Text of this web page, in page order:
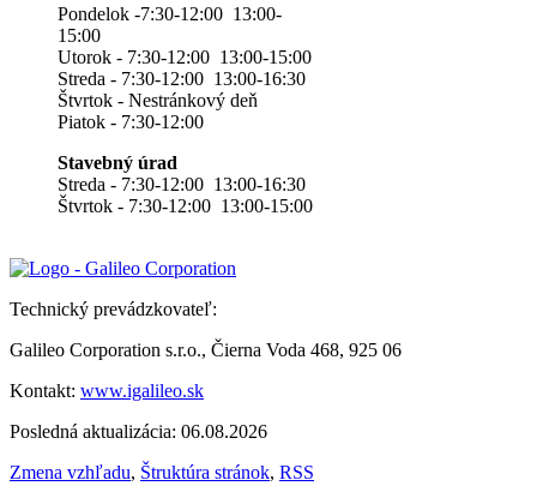
Pondelok -7:30-12:00 13:00-
15:00
Utorok - 7:30-12:00 13:00-15:00
Streda - 7:30-12:00 13:00-16:30
Štvrtok - Nestránkový deň
Piatok - 7:30-12:00
Stavebný úrad
Streda - 7:30-12:00 13:00-16:30
Štvrtok - 7:30-12:00 13:00-15:00
Technický prevádzkovateľ:
Galileo Corporation s.r.o., Čierna Voda 468, 925 06
Kontakt: www.igalileo.sk
Posledná aktualizácia: 06.08.2026
Zmena vzhľadu, Štruktúra stránok, RSS